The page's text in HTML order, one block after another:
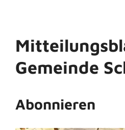
Gemeinde
Abonnieren